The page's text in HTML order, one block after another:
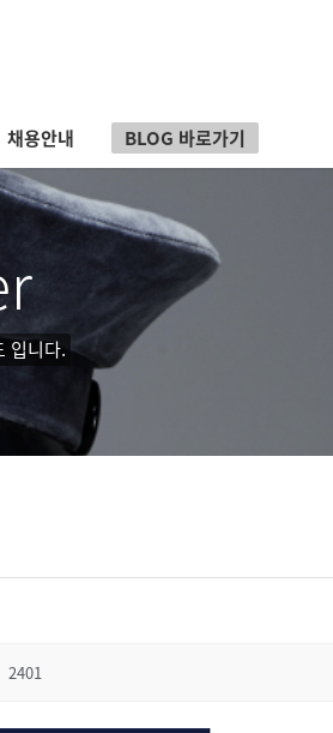
채용안내 BLOG 바로가기
입니다.
2401